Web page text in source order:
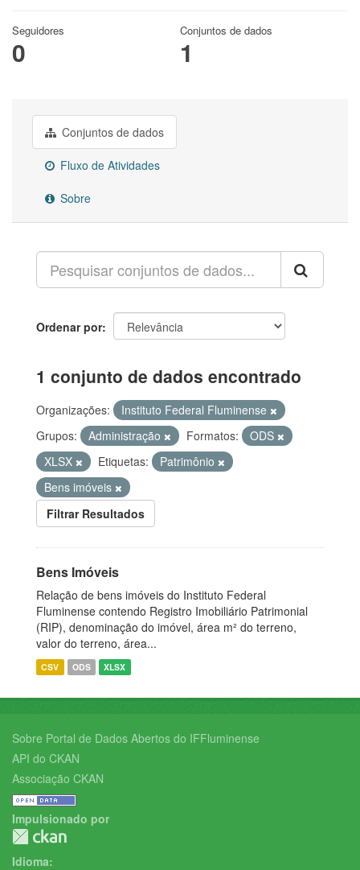
Seguidores
0
Conjuntos de dados
1
Conjuntos de dados
Fluxo de Atividades
Sobre
Ordenar por
1 conjunto de dados encontrado
Organizações:
Instituto Federal Fluminense
Grupos:
Administração Formatos:
ODS
XLSX
Etiquetas:
Patrimônio
Bens imóveis
Filtrar Resultados
Bens Imóveis
Relação de bens imóveis do Instituto Federal
Fluminense contendo Registro Imobiliário Patrimonial
(RIP), denominação do imóvel, área m² do terreno,
valor do terreno, área...
CSV ODS XLSX
Sobre Portal de Dados Abertos do IFFluminense
API do CKAN
Associação CKAN
Impulsionado por
Idioma